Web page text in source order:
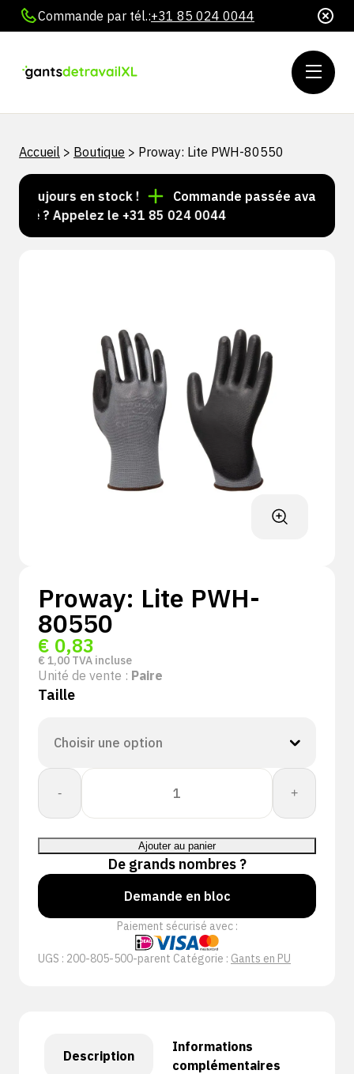
Commande par tél.:+31 85 024 0044
Accueil > Boutique > Proway: Lite PWH-80550
toujours en stock !
Commande passée avant 15 h
? Appelez le +31 85 024 0044
Proway: Lite PWH-
80550
€ 0,83
€ 1,00 TVA incluse
Unité de vente : Paire
Taille
-
quantité
Proway:
Lite
PWH-
80550
+
Ajouter au panier
De grands nombres ?
Demande en bloc
Paiement sécurisé avec :
UGS : 200-805-500-parent Catégorie : Gants en PU
Description
Informations
complémentaires